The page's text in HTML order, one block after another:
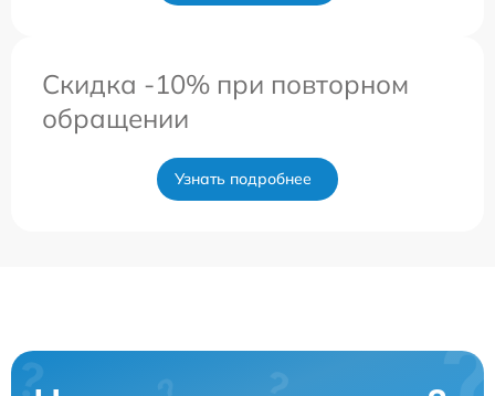
Скидка -10% при повторном
обращении
Узнать подробнее